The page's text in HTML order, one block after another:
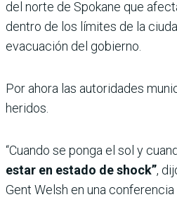
del norte de Spokane que
dentro de los límites de la
evacuación del gobierno.
Por ahora las autoridades
heridos.
“Cuando se ponga el sol y
estar en estado de shock”,
Gent Welsh en una conferencia